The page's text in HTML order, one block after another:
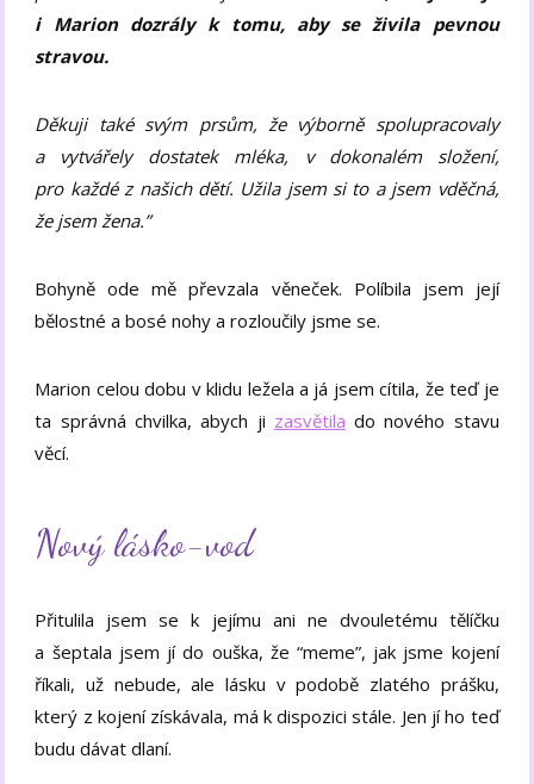
i Marion dozrály k tomu, aby se živila pevnou
stravou.
Děkuji také svým prsům, že výborně spolupracovaly
a vytvářely dostatek mléka, v dokonalém složení,
pro každé z našich dětí. Užila jsem si to a jsem vděčná,
že jsem žena.”
Bohyně ode mě převzala věneček. Políbila jsem její
bělostné a bosé nohy a rozloučily jsme se.
Marion celou dobu v klidu ležela a já jsem cítila, že teď je
ta správná chvilka, abych ji zasvětila do nového stavu
věcí.
Nový lásko-vod
Přitulila jsem se k jejímu ani ne dvouletému tělíčku
a šeptala jsem jí do ouška, že “meme”, jak jsme kojení
říkali, už nebude, ale lásku v podobě zlatého prášku,
který z kojení získávala, má k dispozici stále. Jen jí ho teď
budu dávat dlaní.